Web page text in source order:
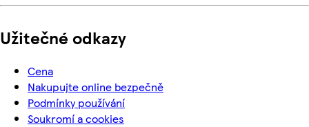
Užitečné odkazy
Cena
Nakupujte online bezpečně
Podmínky používání
Soukromí a cookies